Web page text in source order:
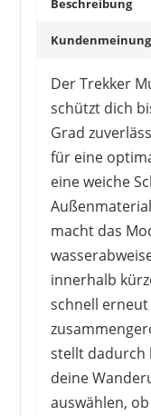
Beschreibung
Der Trekker
schützt dich
Grad
für eine
eine weiche
macht das
innerhalb
schnell erneut
stellt dadurch
deine
auswählen,